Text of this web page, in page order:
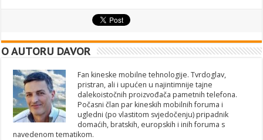
O AUTORU DAVOR
Fan kineske mobilne tehnologije. Tvrdoglav,
pristran, ali i upućen u najintimnije tajne
dalekoistočnih proizvođača pametnih telefona.
Počasni član par kineskih mobilnih foruma i
ugledni (po vlastitom svjedočenju) pripadnik
domaćih, bratskih, europskih i inih foruma s
navedenom tematikom.